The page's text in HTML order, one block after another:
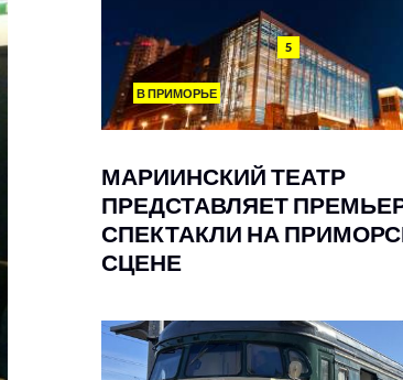
5
В ПРИМОРЬЕ
МАРИИНСКИЙ ТЕАТР
ПРЕДСТАВЛЯЕТ
СПЕКТАКЛИ НА
СЦЕНЕ